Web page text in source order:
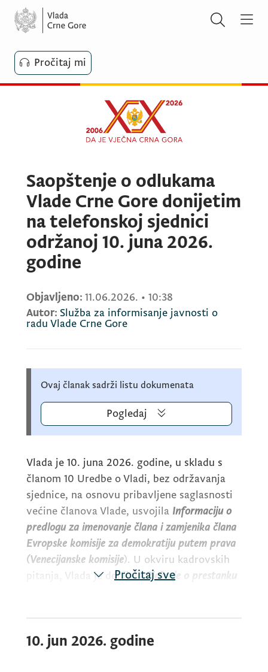
Pročitaj mi
Saopštenje o odlukama
Vlade Crne Gore donijetim
na telefonskoj sjednici
održanoj 10. juna 2026.
godine
Objavljeno: 11.06.2026. • 10:38
Autor: Služba za informisanje javnosti o
radu Vlade Crne Gore
Ovaj članak sadrži listu dokumenata
Pogledaj
Vlada je 10. juna 2026. godine, u skladu s
članom 10 Uredbe o Vladi, bez održavanja
sjednice, na osnovu pribavljene saglasnosti
većine članova Vlade, usvojila Informaciju o
predlogu za imenovanje člana i zamjenika člana
Evropske komisije za demokratiju putem prava
(Venecijanske komisije). U okviru kadrovskih
pitanja, Vlada je donijelaRješenje o prestanku
državne sekretarke u Ministarstvu pravde
Pročitaj sve
10. jun 2026. godine